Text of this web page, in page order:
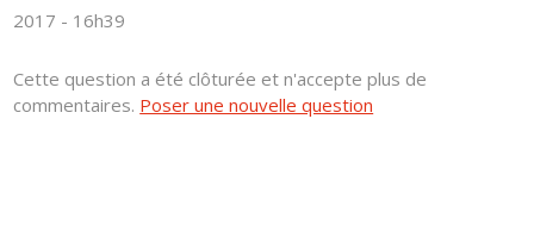
2017 - 16h39
Cette question a été clôturée et n'accepte plus de
commentaires. Poser une nouvelle question